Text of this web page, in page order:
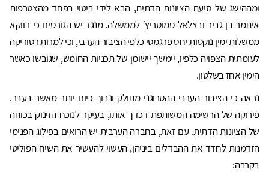
ומההישג של סיעת הציונות הדתית, הבא לידי ביטוי בפחד מהצטרפות
איתמר בן גביר ובצלאל סמוטריץ׳ לממשלה. מנגד יש הגורסים כי דווקא
ממשלות ימין נוקטות יחס פרגמטי כלפי הציבור הערבי, וכי למרות רטוריקה
לעומתית הצפויה כלפיו, יימשך יישומן של תכניות החומש, שגובשו כאשר
הימין אחז בשלטון.
נראה כי הציבור הערבי ההטרוגני מחולק ונבוך כיום יותר מאשר בעבר.
פירוקה של הרשימה המשותפת דכדך אותו, בעיקר לנוכח הזינוק בכוחה
של הציונות הדתית. עם זאת, בחברה הערבית יש הרואים בפילוג הפנימי
הזדמנות לחדד את ההבדלים ביניהן, העשוי להעשיר את השיח הפוליטי
בקרבה: